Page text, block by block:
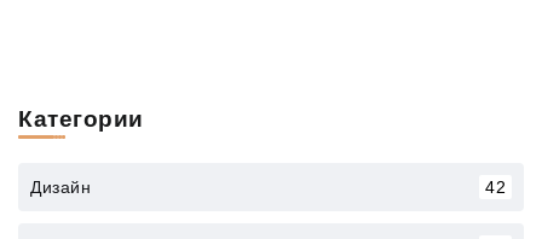
Категории
Дизайн 42